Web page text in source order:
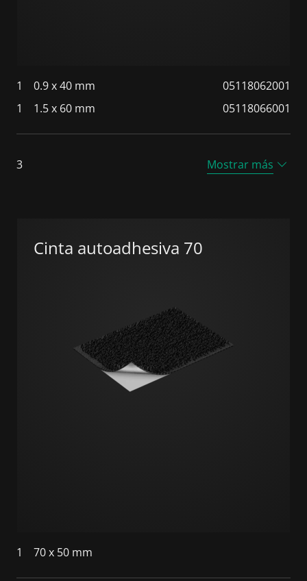
1 0.9 x 40 mm
05118062001
1
1.5 x 60 mm 05118066001
3 Mostrar más
Cinta autoadhesiva 70
1 70 x 50 mm